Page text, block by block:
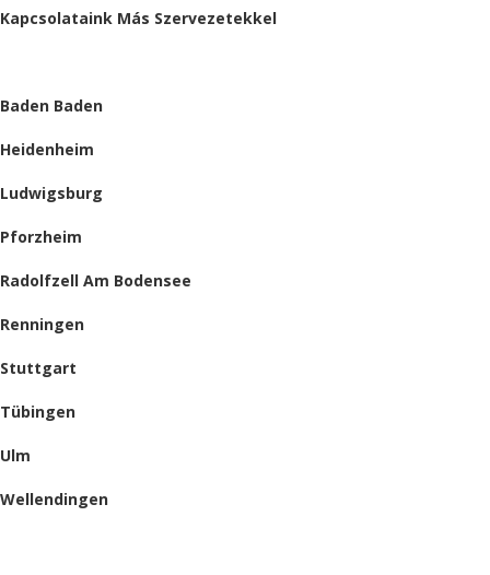
Kapcsolataink Más Szervezetekkel
Baden Baden
Heidenheim
Ludwigsburg
Pforzheim
Radolfzell Am Bodensee
Renningen
Stuttgart
Tübingen
Ulm
Wellendingen